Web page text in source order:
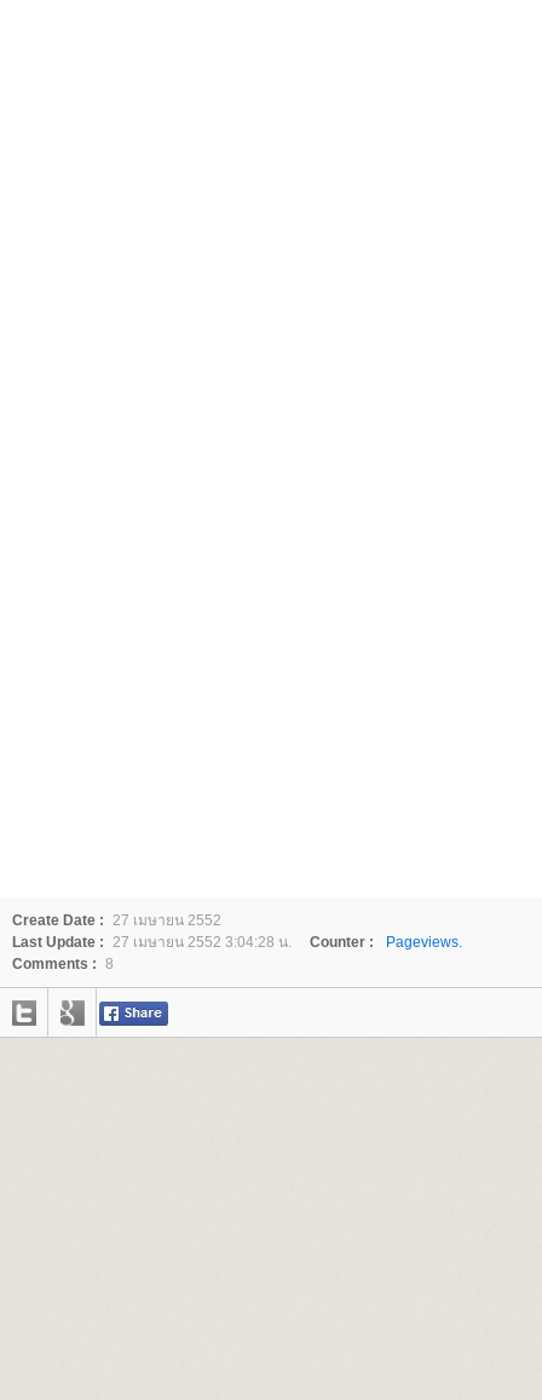
Create Date : 27 เมษายน 2552
Last Update : 27 เมษายน 2552 3:04:28 น. Counter :
Pageviews.
Comments : 8